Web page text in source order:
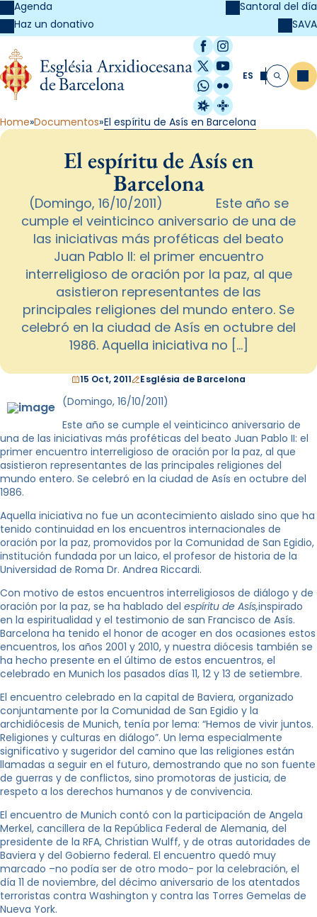
Agenda
Haz un donativo
Santoral del día
SAVA
Facebook
Instagram
X / Twitter
YouTube
WhatsApp
Flickr
Radio Estel
Catalunya
ES Buscar
Home Documentos El espíritu de Asís en Barcelona
El espíritu de Asís en
Barcelona
(Domingo, 16/10/2011) Este año se
cumple el veinticinco aniversario de una de
las iniciativas más proféticas del beato
Juan Pablo II: el primer encuentro
interreligioso de oración por la paz, al que
asistieron representantes de las
principales religiones del mundo entero. Se
celebró en la ciudad de Asís en octubre del
1986. Aquella iniciativa no […]
15 Oct, 2011 Església de Barcelona
(Domingo, 16/10/2011)
Este año se cumple el veinticinco aniversario de
una de las iniciativas más proféticas del beato Juan Pablo II: el
primer encuentro interreligioso de oración por la paz, al que
asistieron representantes de las principales religiones del
mundo entero. Se celebró en la ciudad de Asís en octubre del
1986.
Aquella iniciativa no fue un acontecimiento aislado sino que ha
tenido continuidad en los encuentros internacionales de
oración por la paz, promovidos por la Comunidad de San Egidio,
institución fundada por un laico, el profesor de historia de la
Universidad de Roma Dr. Andrea Riccardi.
Con motivo de estos encuentros interreligiosos de diálogo y de
oración por la paz, se ha hablado del espíritu de Asís,inspirado
en la espiritualidad y el testimonio de san Francisco de Asís.
Barcelona ha tenido el honor de acoger en dos ocasiones estos
encuentros, los años 2001 y 2010, y nuestra diócesis también se
ha hecho presente en el último de estos encuentros, el
celebrado en Munich los pasados días 11, 12 y 13 de setiembre.
El encuentro celebrado en la capital de Baviera, organizado
conjuntamente por la Comunidad de San Egidio y la
archidiócesis de Munich, tenía por lema: “Hemos de vivir juntos.
Religiones y culturas en diálogo”. Un lema especialmente
significativo y sugeridor del camino que las religiones están
llamadas a seguir en el futuro, demostrando que no son fuente
de guerras y de conflictos, sino promotoras de justicia, de
respeto a los derechos humanos y de convivencia.
El encuentro de Munich contó con la participación de Angela
Merkel, cancillera de la República Federal de Alemania, del
presidente de la RFA, Christian Wulff, y de otras autoridades de
Baviera y del Gobierno federal. El encuentro quedó muy
marcado –no podía ser de otro modo- por la celebración, el
día 11 de noviembre, del décimo aniversario de los atentados
terroristas contra Washington y contra las Torres Gemelas de
Nueva York.